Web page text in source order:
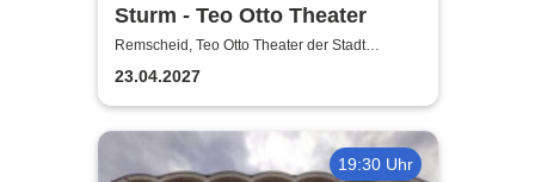
Sturm - Teo Otto Theater
Remscheid, Teo Otto Theater der Stadt
Remscheid
23.04.2027
19:30 Uhr